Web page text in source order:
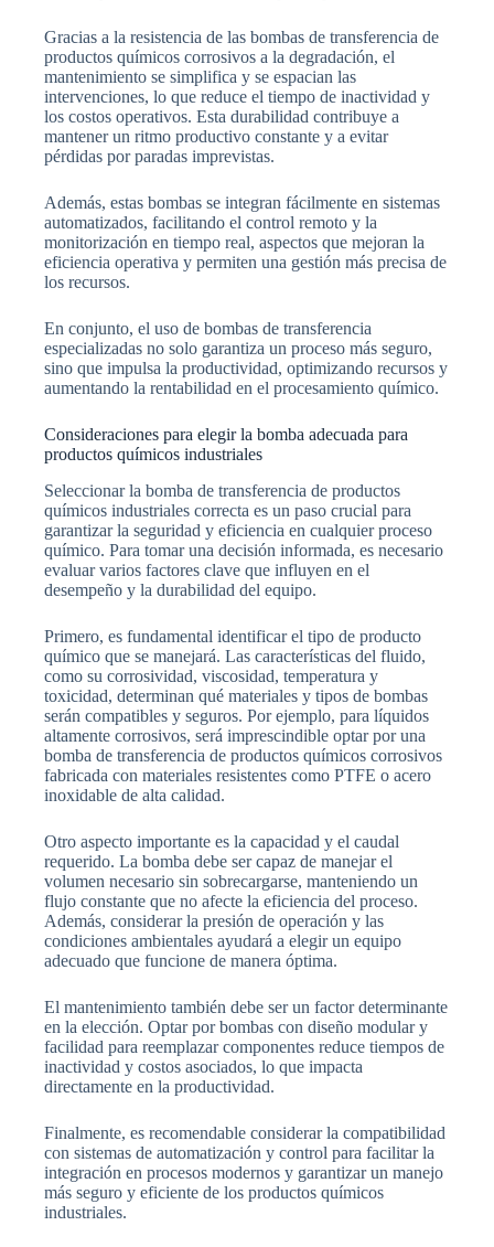
Gracias a la resistencia de las bombas de transferencia de
productos químicos corrosivos a la degradación, el
mantenimiento se simplifica y se espacian las
intervenciones, lo que reduce el tiempo de inactividad y
los costos operativos. Esta durabilidad contribuye a
mantener un ritmo productivo constante y a evitar
pérdidas por paradas imprevistas.
Además, estas bombas se integran fácilmente en sistemas
automatizados, facilitando el control remoto y la
monitorización en tiempo real, aspectos que mejoran la
eficiencia operativa y permiten una gestión más precisa de
los recursos.
En conjunto, el uso de bombas de transferencia
especializadas no solo garantiza un proceso más seguro,
sino que impulsa la productividad, optimizando recursos y
aumentando la rentabilidad en el procesamiento químico.
Consideraciones para elegir la bomba adecuada para
productos químicos industriales
Seleccionar la bomba de transferencia de productos
químicos industriales correcta es un paso crucial para
garantizar la seguridad y eficiencia en cualquier proceso
químico. Para tomar una decisión informada, es necesario
evaluar varios factores clave que influyen en el
desempeño y la durabilidad del equipo.
Primero, es fundamental identificar el tipo de producto
químico que se manejará. Las características del fluido,
como su corrosividad, viscosidad, temperatura y
toxicidad, determinan qué materiales y tipos de bombas
serán compatibles y seguros. Por ejemplo, para líquidos
altamente corrosivos, será imprescindible optar por una
bomba de transferencia de productos químicos corrosivos
fabricada con materiales resistentes como PTFE o acero
inoxidable de alta calidad.
Otro aspecto importante es la capacidad y el caudal
requerido. La bomba debe ser capaz de manejar el
volumen necesario sin sobrecargarse, manteniendo un
flujo constante que no afecte la eficiencia del proceso.
Además, considerar la presión de operación y las
condiciones ambientales ayudará a elegir un equipo
adecuado que funcione de manera óptima.
El mantenimiento también debe ser un factor determinante
en la elección. Optar por bombas con diseño modular y
facilidad para reemplazar componentes reduce tiempos de
inactividad y costos asociados, lo que impacta
directamente en la productividad.
Finalmente, es recomendable considerar la compatibilidad
con sistemas de automatización y control para facilitar la
integración en procesos modernos y garantizar un manejo
más seguro y eficiente de los productos químicos
industriales.